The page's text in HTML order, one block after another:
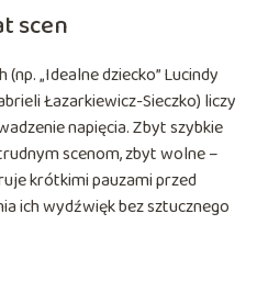
scen
„Idealne dziecko” Lucindy
Łazarkiewicz-Sieczko) liczy
napięcia. Zbyt szybkie
scenom, zbyt wolne –
krótkimi pauzami przed
ich wydźwięk bez sztucznego